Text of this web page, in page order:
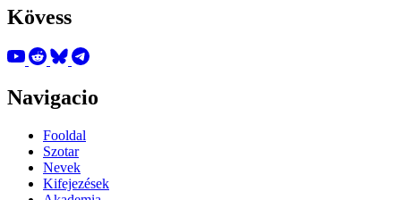
Kövess
Navigacio
Fooldal
Szotar
Nevek
Kifejezések